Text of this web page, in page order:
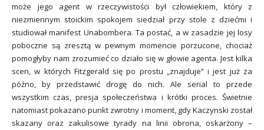
może jego agent w rzeczywistości był człowiekiem, który z
niezmiennym stoickim spokojem siedział przy stole z dziećmi i
studiował manifest Unabombera. Ta postać, a w zasadzie jej losy
poboczne są zresztą w pewnym momencie porzucone, chociaż
pomogłyby nam zrozumieć co działo się w głowie agenta. Jest kilka
scen, w których Fitzgerald się po prostu „znajduje” i jest już za
późno, by przedstawić drogę do nich. Ale serial to przede
wszystkim czas, presja społeczeństwa i krótki proces. Świetnie
natomiast pokazano punkt zwrotny i moment, gdy Kaczynski został
skazany oraz zakulisowe tyrady na linii obrona, oskarżony –